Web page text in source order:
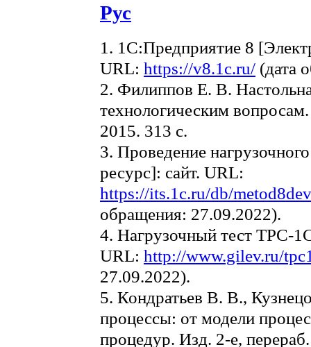
Рус
1. 1С:Предприятие 8
URL: https://v8.1c.ru/ (дата
2. Филиппов Е. В.
технологическим
2015. 313 с.
3. Проведение
ресурс]: сайт. URL:
https://its.1c.ru/db/
обращения: 27.09.2022).
4. Нагрузочный тест TPC-
URL: http://www.gilev.ru/
27.09.2022).
5. Кондратьев В. В.,
процессы: от модели
процедур. Изд. 2-е,